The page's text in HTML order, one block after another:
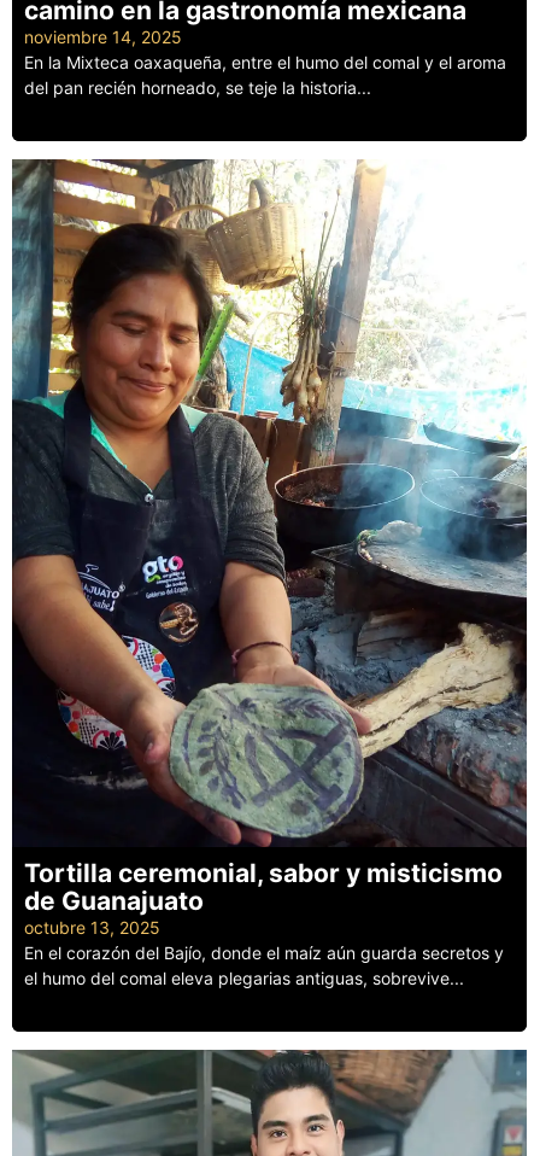
camino en la gastronomía mexicana
noviembre 14, 2025
En la Mixteca oaxaqueña, entre el humo del comal y el aroma
del pan recién horneado, se teje la historia...
Tortilla ceremonial, sabor y misticismo
de Guanajuato
octubre 13, 2025
En el corazón del Bajío, donde el maíz aún guarda secretos y
el humo del comal eleva plegarias antiguas, sobrevive...